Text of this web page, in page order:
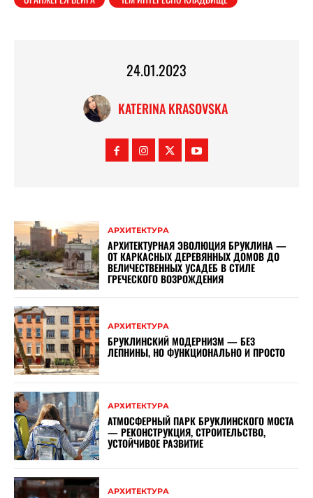
24.01.2023
KATERINA KRASOVSKA
АРХИТЕКТУРА
АРХИТЕКТУРНАЯ ЭВОЛЮЦИЯ БРУКЛИНА —
ОТ КАРКАСНЫХ ДЕРЕВЯННЫХ ДОМОВ ДО
ВЕЛИЧЕСТВЕННЫХ УСАДЕБ В СТИЛЕ
ГРЕЧЕСКОГО ВОЗРОЖДЕНИЯ
АРХИТЕКТУРА
БРУКЛИНСКИЙ МОДЕРНИЗМ — БЕЗ
ЛЕПНИНЫ, НО ФУНКЦИОНАЛЬНО И ПРОСТО
АРХИТЕКТУРА
АТМОСФЕРНЫЙ ПАРК БРУКЛИНСКОГО МОСТА
— РЕКОНСТРУКЦИЯ, СТРОИТЕЛЬСТВО,
УСТОЙЧИВОЕ РАЗВИТИЕ
АРХИТЕКТУРА